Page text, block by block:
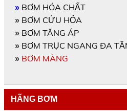
» BƠM HÓA CHẤT
» BƠM CỨU HỎA
» BƠM TĂNG ÁP
» BƠM TRỤC NGANG ĐA
» BƠM MÀNG
HÃNG BƠM